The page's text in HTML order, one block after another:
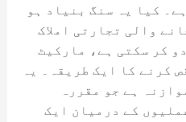
کیا یہ سنگ بنیاد ہو
والی تجارتی املاک
کر سکتی ہے، مارکیٹ
کرنے کا ایک طریقہ۔ یہ
ہے جو مقررہ
کے درمیان ایک